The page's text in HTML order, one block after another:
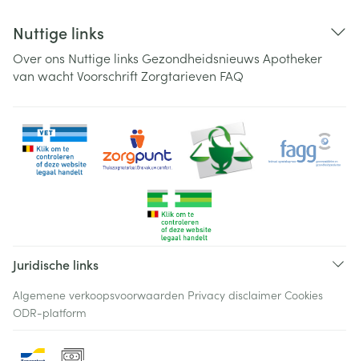
Nuttige links
Over ons Nuttige links Gezondheidsnieuws Apotheker
van wachtVoorschriftZorgtarieven FAQ
Juridische links
Algemene verkoopsvoorwaarden Privacy disclaimer Cookies
ODR-platform